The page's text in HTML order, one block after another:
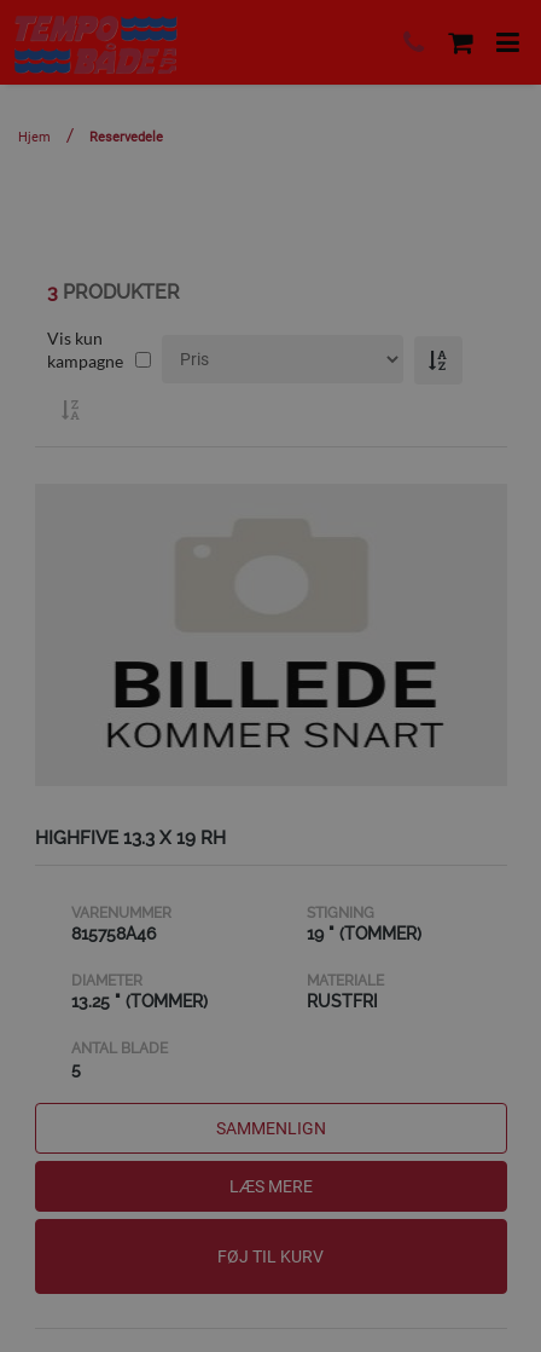
Hjem Reservedele
3PRODUKTER
Vis kun
kampagne
HIGHFIVE 13.3 X 19 RH
VARENUMMER
815758A46
STIGNING
19 " (TOMMER)
DIAMETER
13.25 " (TOMMER)
MATERIALE
RUSTFRI
ANTAL BLADE
5
SAMMENLIGN
LÆS MERE
FØJ TIL KURV